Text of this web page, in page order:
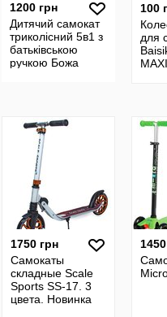
1200 грн
Дитячий самокат
триколісний 5в1 з
батьківською
ручкою Божа
100
для
1750 грн
Самокаты
складные Scale
Sports SS-17. 3
цвета. Новинка